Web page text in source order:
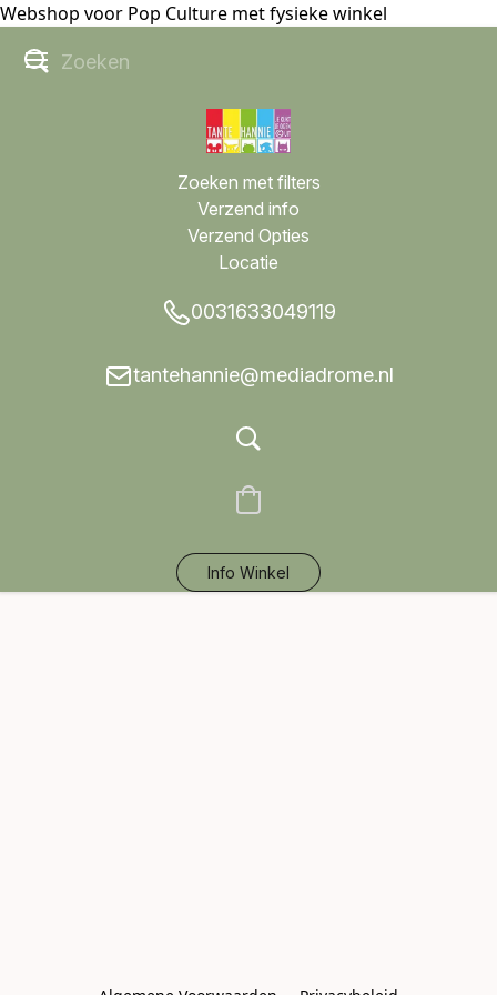
Webshop voor Pop Culture met fysieke winkel
Zoeken met filters
Verzend info
Verzend Opties
Locatie
0031633049119
tantehannie@mediadrome.nl
Info Winkel